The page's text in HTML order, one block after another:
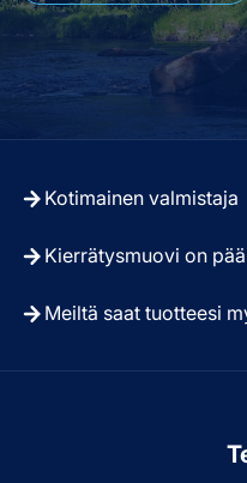
Kotimainen valmistaja
Kierrätysmuovi on
Meiltä saat tuotteesi